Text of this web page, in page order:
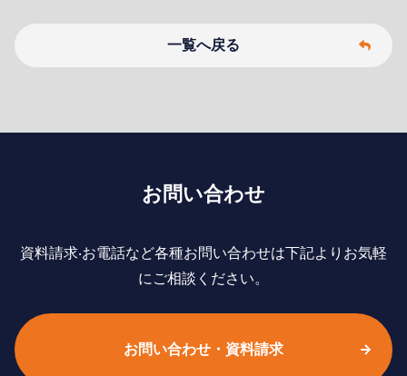
一覧へ戻る
お問い合わせ
資料請求‧お電話など各種お問い合わせは下記よりお気軽
にご相談ください。
お問い合わせ・資料請求